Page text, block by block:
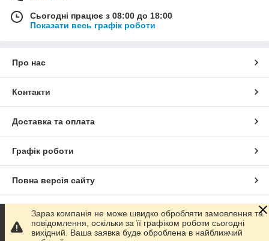
Сьогодні працює з 08:00 до 18:00
Показати весь графік роботи
Про нас
Контакти
Доставка та оплата
Графік роботи
Повна версія сайту
Сайт створено на маркетплейсі Prom.ua
Зараз компанія не може швидко обробляти замовлення та
повідомлення, оскільки за її графіком роботи сьогодні
вихідний. Ваша заявка буде оброблена в найближчий